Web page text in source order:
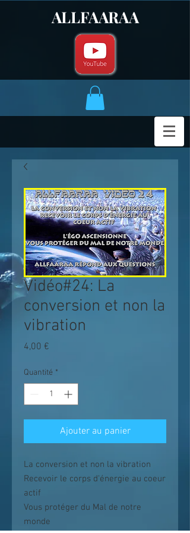
ALLFAARAA
Vidéo#24: La
conversion et non la
vibration
4,00 €
Quantité *
Ajouter au panier
La conversion et non la vibration
Recevoir le corps d'énergie au coeur
actif
Vous protéger du Mal de notre
monde